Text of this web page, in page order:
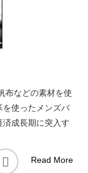
布などの素材を使
を使ったメンズバ
成長期に突入す
Read More